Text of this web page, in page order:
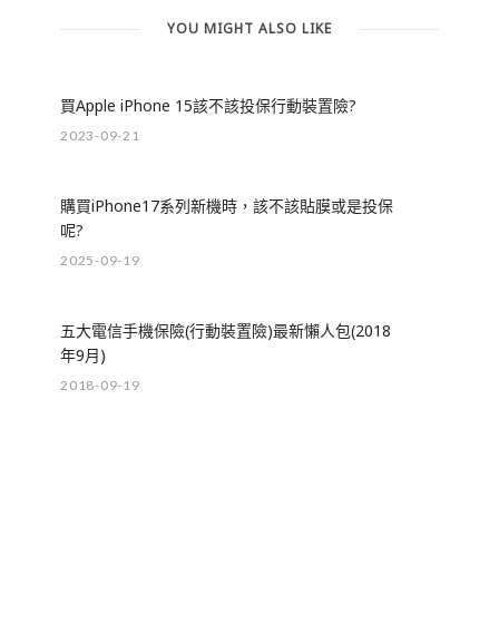
YOU MIGHT ALSO LIKE
買Apple iPhone 15該不該投保行動裝置險?
2023-09-21
購買iPhone17系列新機時，該不該貼膜或是投保
呢?
2025-09-19
五大電信手機保險(行動裝置險)最新懶人包(2018
年9月)
2018-09-19